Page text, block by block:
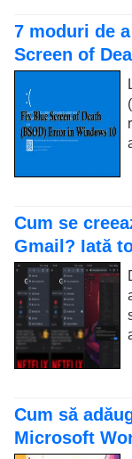
7 moduri de
Screen of
Cum se
Gmail? Iată
Cum să
Microsoft